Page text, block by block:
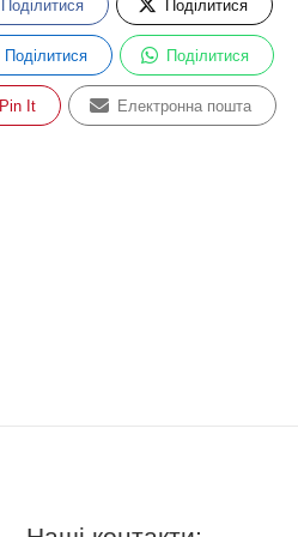
Поділитися Поділитися
Поділитися Поділитися
Pin It Електронна пошта